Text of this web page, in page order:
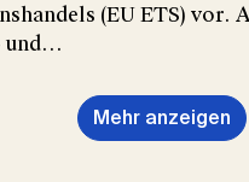
(EU ETS) vor.
und…
Mehr anzeigen